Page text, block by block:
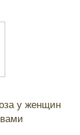
у женщин